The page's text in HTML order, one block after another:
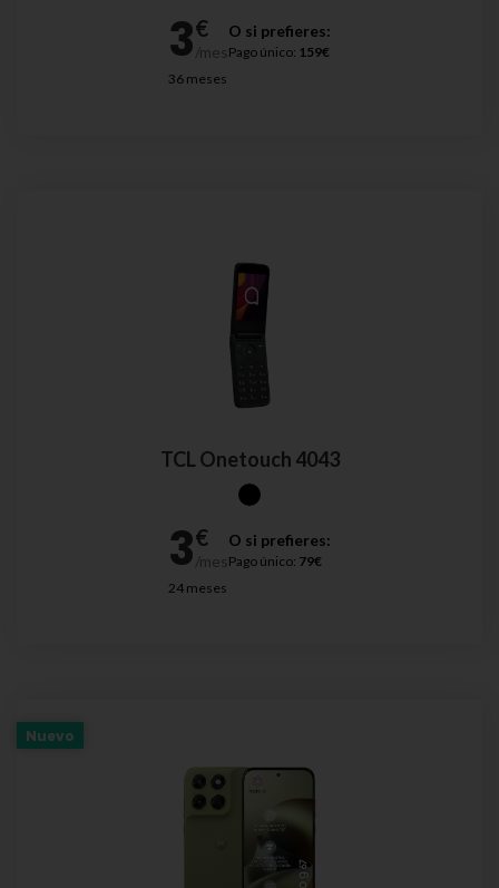
36 meses
O si prefieres:
Pago único: 159€
TCL Onetouch 4043
24 meses
O si prefieres:
Pago único: 79€
Nuevo